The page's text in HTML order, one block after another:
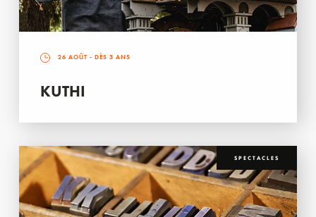
26 AOÛT - DÈS 3 ANS
KUTHI
SPECTACLES